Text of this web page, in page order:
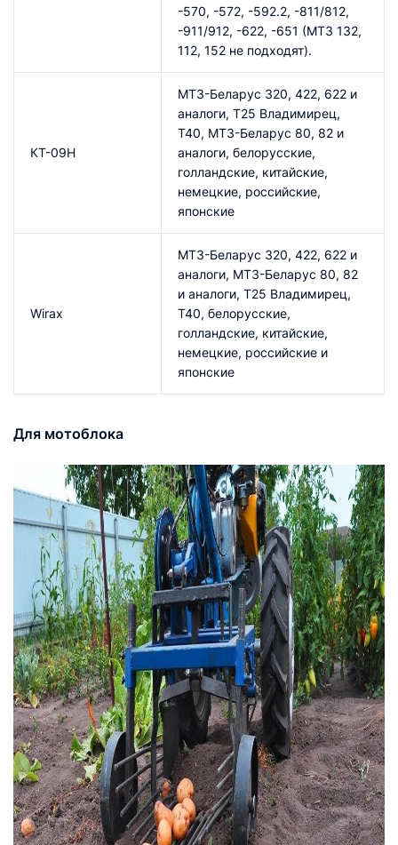
-570, -572, -592.2, -811/812,
-911/912, -622, -651 (МТЗ 132,
112, 152 не подходят).
КТ-09Н
МТЗ-Беларус 320, 422, 622 и
аналоги, Т25 Владимирец,
Т40, МТЗ-Беларус 80, 82 и
аналоги, белорусские,
голландские, китайские,
немецкие, российские,
японские
Wirax
МТЗ-Беларус 320, 422, 622 и
аналоги, МТЗ-Беларус 80, 82
и аналоги, Т25 Владимирец,
Т40, белорусские,
голландские, китайские,
немецкие, российские и
японские
Для мотоблока